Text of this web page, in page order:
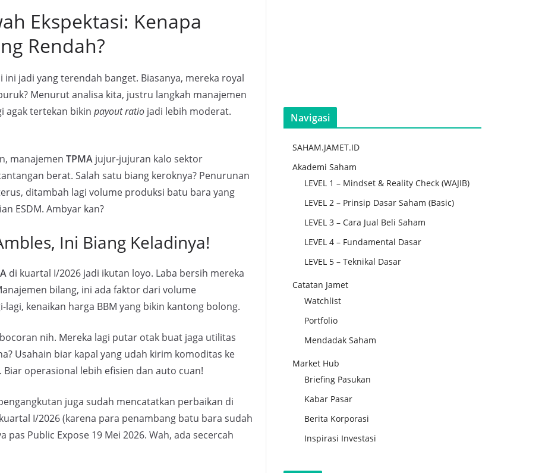
Ekspektasi: Kenapa
Rendah?
ini jadi yang terendah banget. Biasanya, mereka royal
Menurut analisa kita, justru langkah manajemen
agak tertekan bikin payout ratio jadi lebih moderat.
manajemen TPMA jujur-jujuran kalo sektor
berat. Salah satu biang keroknya? Penurunan
ditambah lagi volume produksi batu bara yang
ESDM. Ambyar kan?
Ini Biang Keladinya!
di kuartal I/2026 jadi ikutan loyo. Laba bersih mereka
bilang, ini ada faktor dari volume
kenaikan harga BBM yang bikin kantong bolong.
nih. Mereka lagi putar otak buat jaga utilitas
Usahain biar kapal yang udah kirim komoditas ke
operasional lebih efisien dan auto cuan!
juga sudah mencatatkan perbaikan di
I/2026 (karena para penambang batu bara sudah
pas Public Expose 19 Mei 2026. Wah, ada secercah
Navigasi
SAHAM.JAMET.ID
Akademi Saham
LEVEL 1 – Mindset & Reality Check (WAJIB)
LEVEL 2 – Prinsip Dasar Saham (Basic)
LEVEL 3 – Cara Jual Beli Saham
LEVEL 4 – Fundamental Dasar
LEVEL 5 – Teknikal Dasar
Catatan Jamet
Watchlist
Portfolio
Mendadak Saham
Market Hub
Briefing Pasukan
Kabar Pasar
Berita Korporasi
Inspirasi Investasi